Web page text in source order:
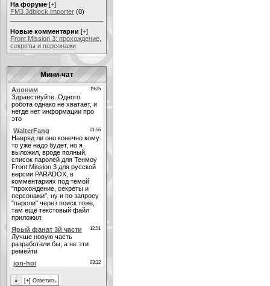
На форуме [+]
FM3 3dblock importer (0)
Новые комментарии [+]
Front Mission 3: прохождение,
секреты и персонажи
Мини-чат